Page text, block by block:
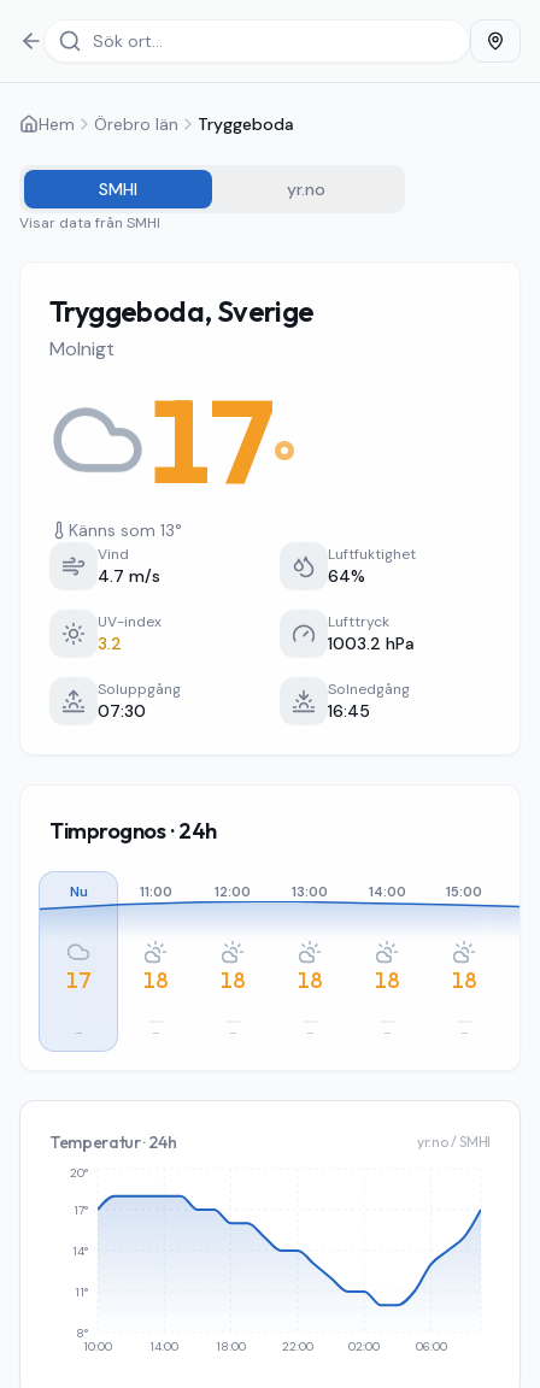
Hem Örebro län Tryggeboda
SMHI yr.no
Visar data från SMHI
Tryggeboda, Sverige
Molnigt
17°
Känns som 13°
Vind
4.7 m/s
Luftfuktighet
64%
UV-index
3.2
Lufttryck
1003.2 hPa
Soluppgång
07:30
Solnedgång
16:45
Timprognos · 24h
Nu
17
–
11:00
18
–
12:00
18
–
13:00
18
–
14:00
18
–
15:00
18
–
Temperatur · 24h yr.no / SMHI
10:00 14:00 18:00 22:00 02:00 06:00
8°
11°
14°
17°
20°